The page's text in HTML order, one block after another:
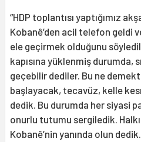
“HDP toplantısı yaptığımız
Kobanê’den acil telefon geldi ve
ele geçirmek olduğunu
kapısına yüklenmiş durumda,
geçebilir dediler. Bu ne
başlayacak, tecavüz, kelle
dedik. Bu durumda her siyasi
onurlu tutumu sergiledik.
Kobanê’nin yanında olun